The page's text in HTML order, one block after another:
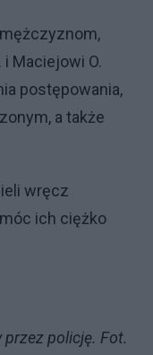
i Maciejowi O.
postępowania,
a także
wręcz
ich ciężko
przez policję. Fot.